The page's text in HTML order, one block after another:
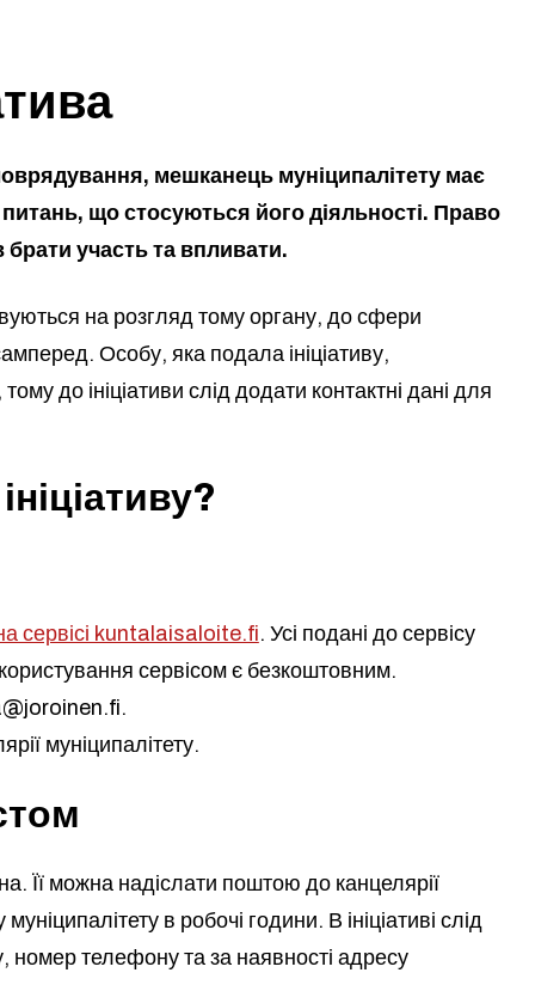
мешканець муніципалітету має
питань, що стосуються його діяльності. Право
участь та впливати.
на розгляд тому органу, до сфери
Особу, яка подала ініціативу,
до ініціативи слід додати контактні дані для
сервісі kuntalaisaloite.fi. Усі подані до сервісу
сервісом є безкоштовним.
.
муніципалітету.
Її можна надіслати поштою до канцелярії
в робочі години. В ініціативі слід
номер телефону та за наявності адресу